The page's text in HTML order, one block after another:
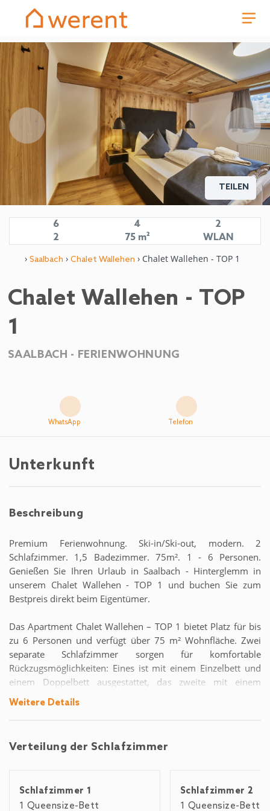
TEILEN
6 4
2
2
75 m²
WLAN
› Saalbach › Chalet Wallehen › Chalet Wallehen - TOP 1
Chalet Wallehen - TOP
1
SAALBACH - FERIENWOHNUNG
WhatsApp Telefon
Unterkunft
Beschreibung
Premium Ferienwohnung. Ski-in/Ski-out, modern. 2
Schlafzimmer. 1,5 Badezimmer. 75m². 1 - 6 Personen.
Genießen Sie Ihren Urlaub in Saalbach - Hinterglemm in
unserem Chalet Wallehen - TOP 1 und buchen Sie zum
Bestpreis direkt beim Eigentümer.
Das Apartment Chalet Wallehen – TOP 1 bietet Platz für bis
zu 6 Personen und verfügt über 75 m² Wohnfläche. Zwei
separate Schlafzimmer sorgen für komfortable
Rückzugsmöglichkeiten: Eines ist mit einem Einzelbett und
einem Doppelbett ausgestattet, das zweite mit einem
Doppelbett. Im Wohnzimmer steht zusätzlich ein
Einzelschlafsofa als weitere Schlafmöglichkeit zur Verfügung.
Das Apartment beinhaltet ein Badezimmer mit Dusche
über Kühlschrank, Gefrierfach, Backofen, Herd,
Kostenloses WLan ist im kompletten Haus verfügbar. Das
Apartment liegt im Erdgeschoss und bietet einen schönen
Weitere Details
Verteilung der Schlafzimmer
Schlafzimmer 1
1 Queensize-Bett
Schlafzimmer 2
1 Queensize-Bett